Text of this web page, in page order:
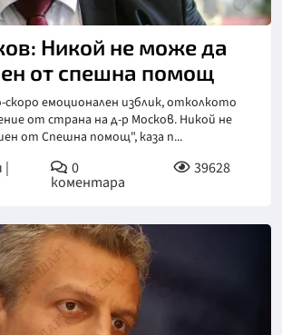
Никой не може да
от спешна помощ
скоро емоционален изблик, отколкото
от страна на д-р Москов. Никой не
от Спешна помощ", каза п...
| 0
коментара
39628